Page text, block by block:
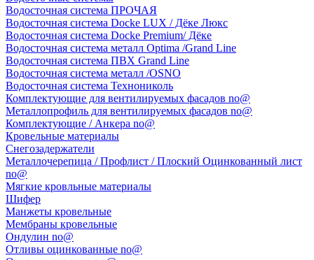
Водосточная система ПРОЧАЯ
Водосточная система Docke LUX / Дёке Люкс
Водосточная система Docke Premium/ Дёке
Водосточная система металл Optima /Grand Line
Водосточная система ПВХ Grand Line
Водосточная система металл /OSNO
Водосточная система Технониколь
Комплектующие для вентилируемых фасадов no@
Металлопрофиль для вентилируемых фасадов no@
Комплектующие / Анкера no@
Кровельные материалы
Снегозадержатели
Металлочерепица / Профлист / Плоский Оцинкованный лист
no@
Мягкие кровльные материалы
Шифер
Манжеты кровельные
Мембраны кровельные
Ондулин no@
Отливы оцинкованные no@